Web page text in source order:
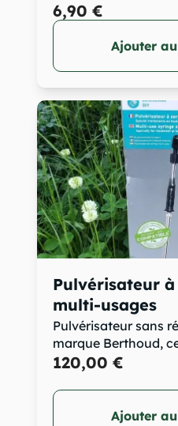
6,90 €
Ajouter
Pulvérisateur
multi-usages
Pulvérisateur sans
marque Berthoud,
120,00 €
Ajouter